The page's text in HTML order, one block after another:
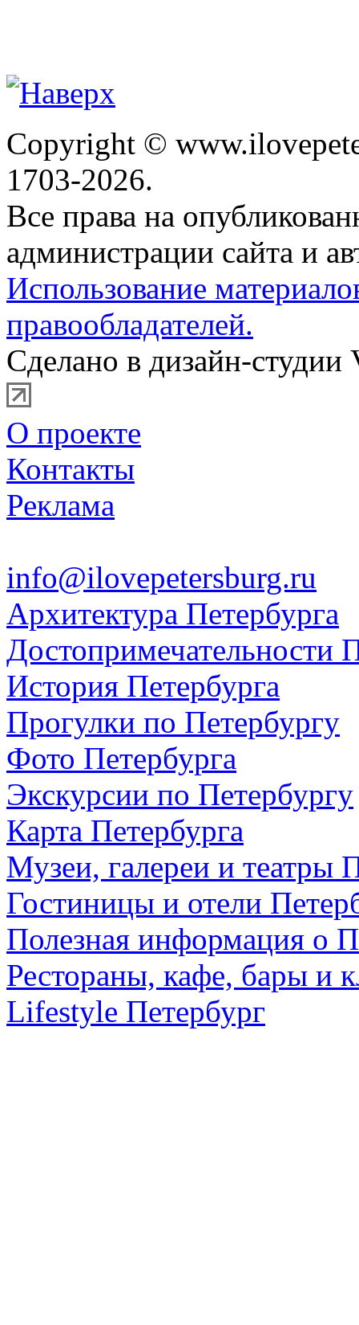
Copyright ©
1703-2026.
Все права на
администрации сайта и
Использование
правообладателей.
Сделано в дизайн-студии
О проекте
Контакты
Реклама
info@ilovepetersburg.ru
Архитектура Петербурга
Достопримечательности
История Петербурга
Прогулки по Петербургу
Фото Петербурга
Экскурсии по Петербургу
Карта Петербурга
Музеи, галереи и театры
Гостиницы и отели
Полезная информация о
Рестораны, кафе, бары и
Lifestyle Петербург